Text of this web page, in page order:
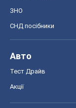
ЗНО
СНД посібники
Авто
Тест Драйв
Акції